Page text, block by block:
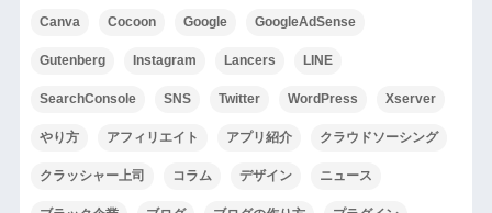
Canva Cocoon Google GoogleAdSense
Gutenberg Instagram Lancers LINE
SearchConsole SNS Twitter WordPress Xserver
やり方 アフィリエイト アプリ紹介 クラウドソーシング
クラッシャー上司 コラム デザイン ニュース